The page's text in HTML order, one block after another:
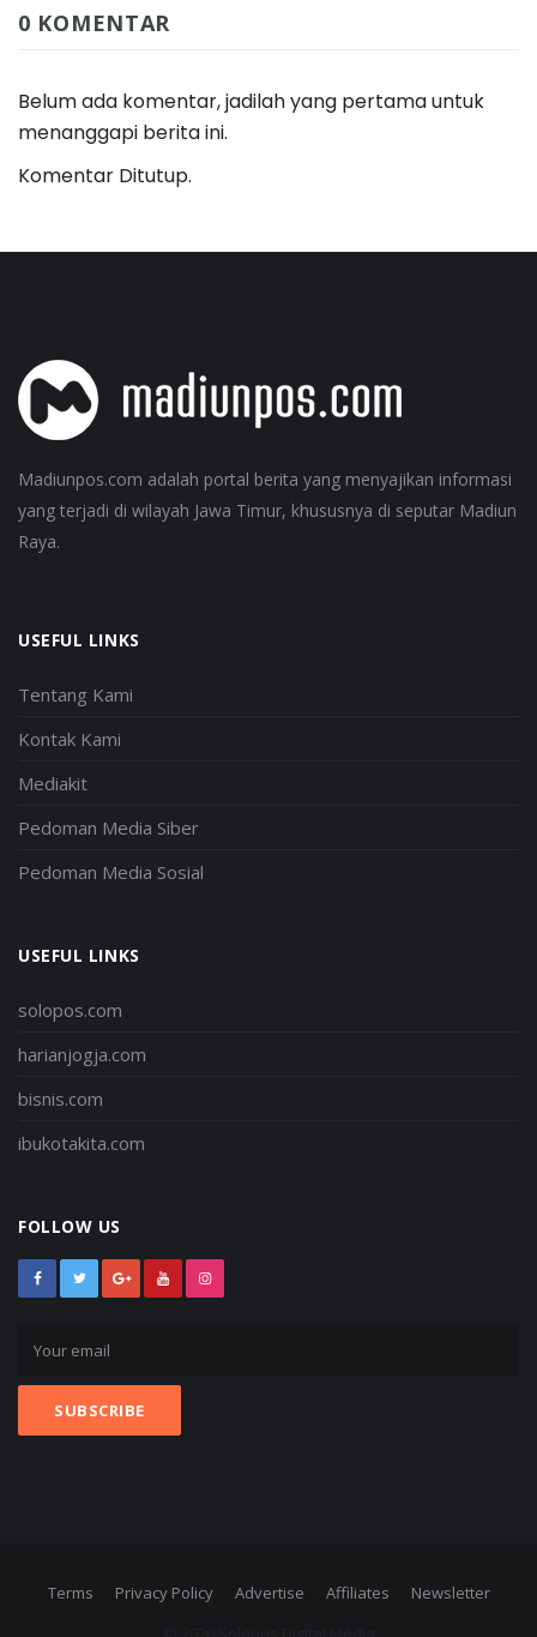
0 KOMENTAR
Belum ada komentar, jadilah yang pertama untuk
menanggapi berita ini.
Komentar Ditutup.
Madiunpos.com adalah portal berita yang menyajikan informasi
yang terjadi di wilayah Jawa Timur, khususnya di seputar Madiun
Raya.
USEFUL LINKS
Tentang Kami
Kontak Kami
Mediakit
Pedoman Media Siber
Pedoman Media Sosial
USEFUL LINKS
solopos.com
harianjogja.com
bisnis.com
ibukotakita.com
FOLLOW US
Terms Privacy Policy Advertise Affiliates
Newsletter